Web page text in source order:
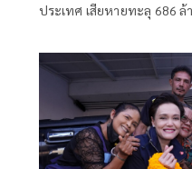
ประเทศ เสียหายทะลุ 686
เร่งสอบ 40 พยานสำคัญก่อน
พ.ค.นี้